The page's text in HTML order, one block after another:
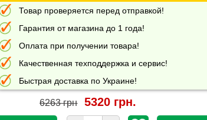
Товар проверяется перед отправкой!
Гарантия от магазина до 1 года!
Оплата при получении товара!
Качественная техподдержка и сервис!
Быстрая доставка по Украине!
6263 грн 5320 грн.